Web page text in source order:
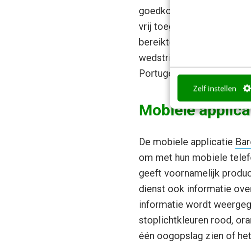
Zelf instellen
goedkope duurzame
vrij toegankelijk voor
bereikte hij ruim 3000
wedstrijd werd een groot
Portugese ontwerpers
Mobiele
De mobiele applicatie
om met hun mobiele
geeft voornamelijk
dienst ook informatie
informatie wordt
stoplichtkleuren rood,
één oogopslag zien of